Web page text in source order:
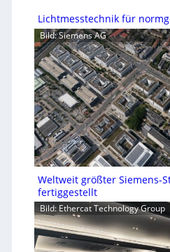
Lichtmesstechnik für
Bild: Siemens AG
Weltweit größter Siemens-
fertiggestellt
Bild: Ethercat Technology Group